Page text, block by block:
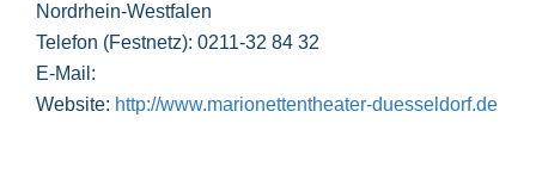
Nordrhein-Westfalen
Telefon (Festnetz): 0211-32 84 32
E-Mail:
Website: http://www.marionettentheater-duesseldorf.de